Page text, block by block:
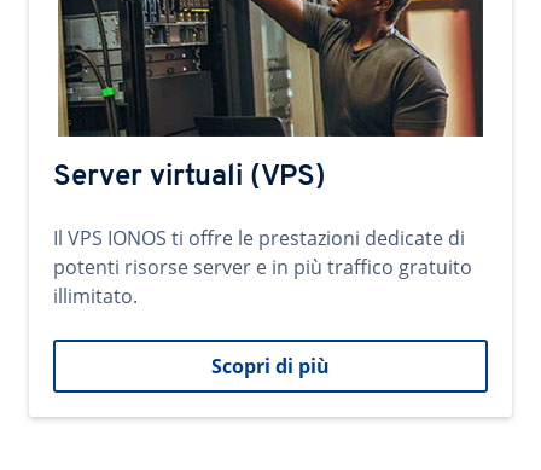
Server virtuali (VPS)
Il VPS IONOS ti offre le prestazioni dedicate di
potenti risorse server e in più traffico gratuito
illimitato.
Scopri di più